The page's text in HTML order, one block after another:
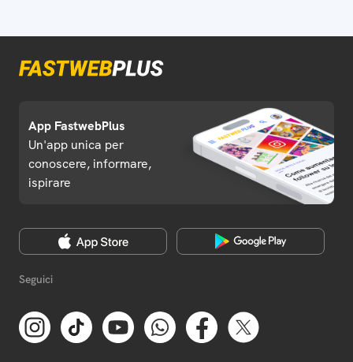
App FastwebPlus
Un'app unica per
conoscere, informare,
ispirare
Seguici